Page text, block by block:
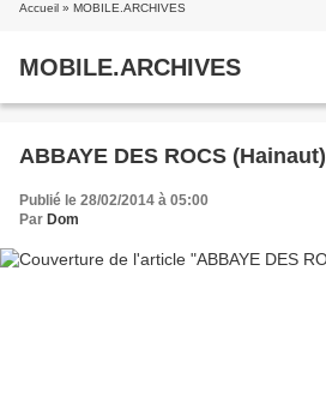
Accueil » MOBILE.ARCHIVES
MOBILE.ARCHIVES
ABBAYE DES ROCS (Hainaut)
Publié le 28/02/2014 à 05:00
Par Dom